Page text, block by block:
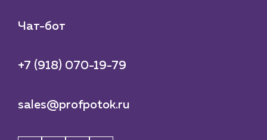
Чат-бот
+7 (918) 070-19-79
sales@profpotok.ru